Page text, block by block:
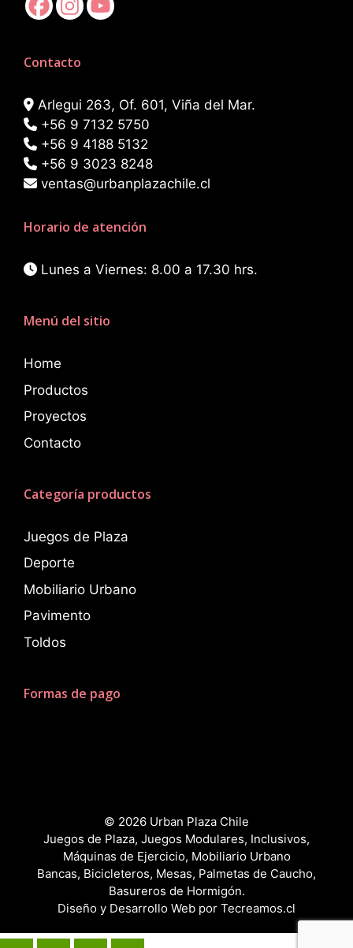
Contacto
Arlegui 263, Of. 601, Viña del Mar.
+56 9 7132 5750
+56 9 4188 5132
+56 9 3023 8248
ventas@urbanplazachile.cl
Horario de atención
Lunes a Viernes: 8.00 a 17.30 hrs.
Menú del sitio
Home
Productos
Proyectos
Contacto
Categoría productos
Juegos de Plaza
Deporte
Mobiliario Urbano
Pavimento
Toldos
Formas de pago
© 2026 Urban Plaza Chile
Juegos de Plaza, Juegos Modulares, Inclusivos,
Máquinas de Ejercicio, Mobiliario Urbano
Bancas, Bicicleteros, Mesas, Palmetas de Caucho,
Basureros de Hormigón.
Diseño y Desarrollo Web por Tecreamos.cl